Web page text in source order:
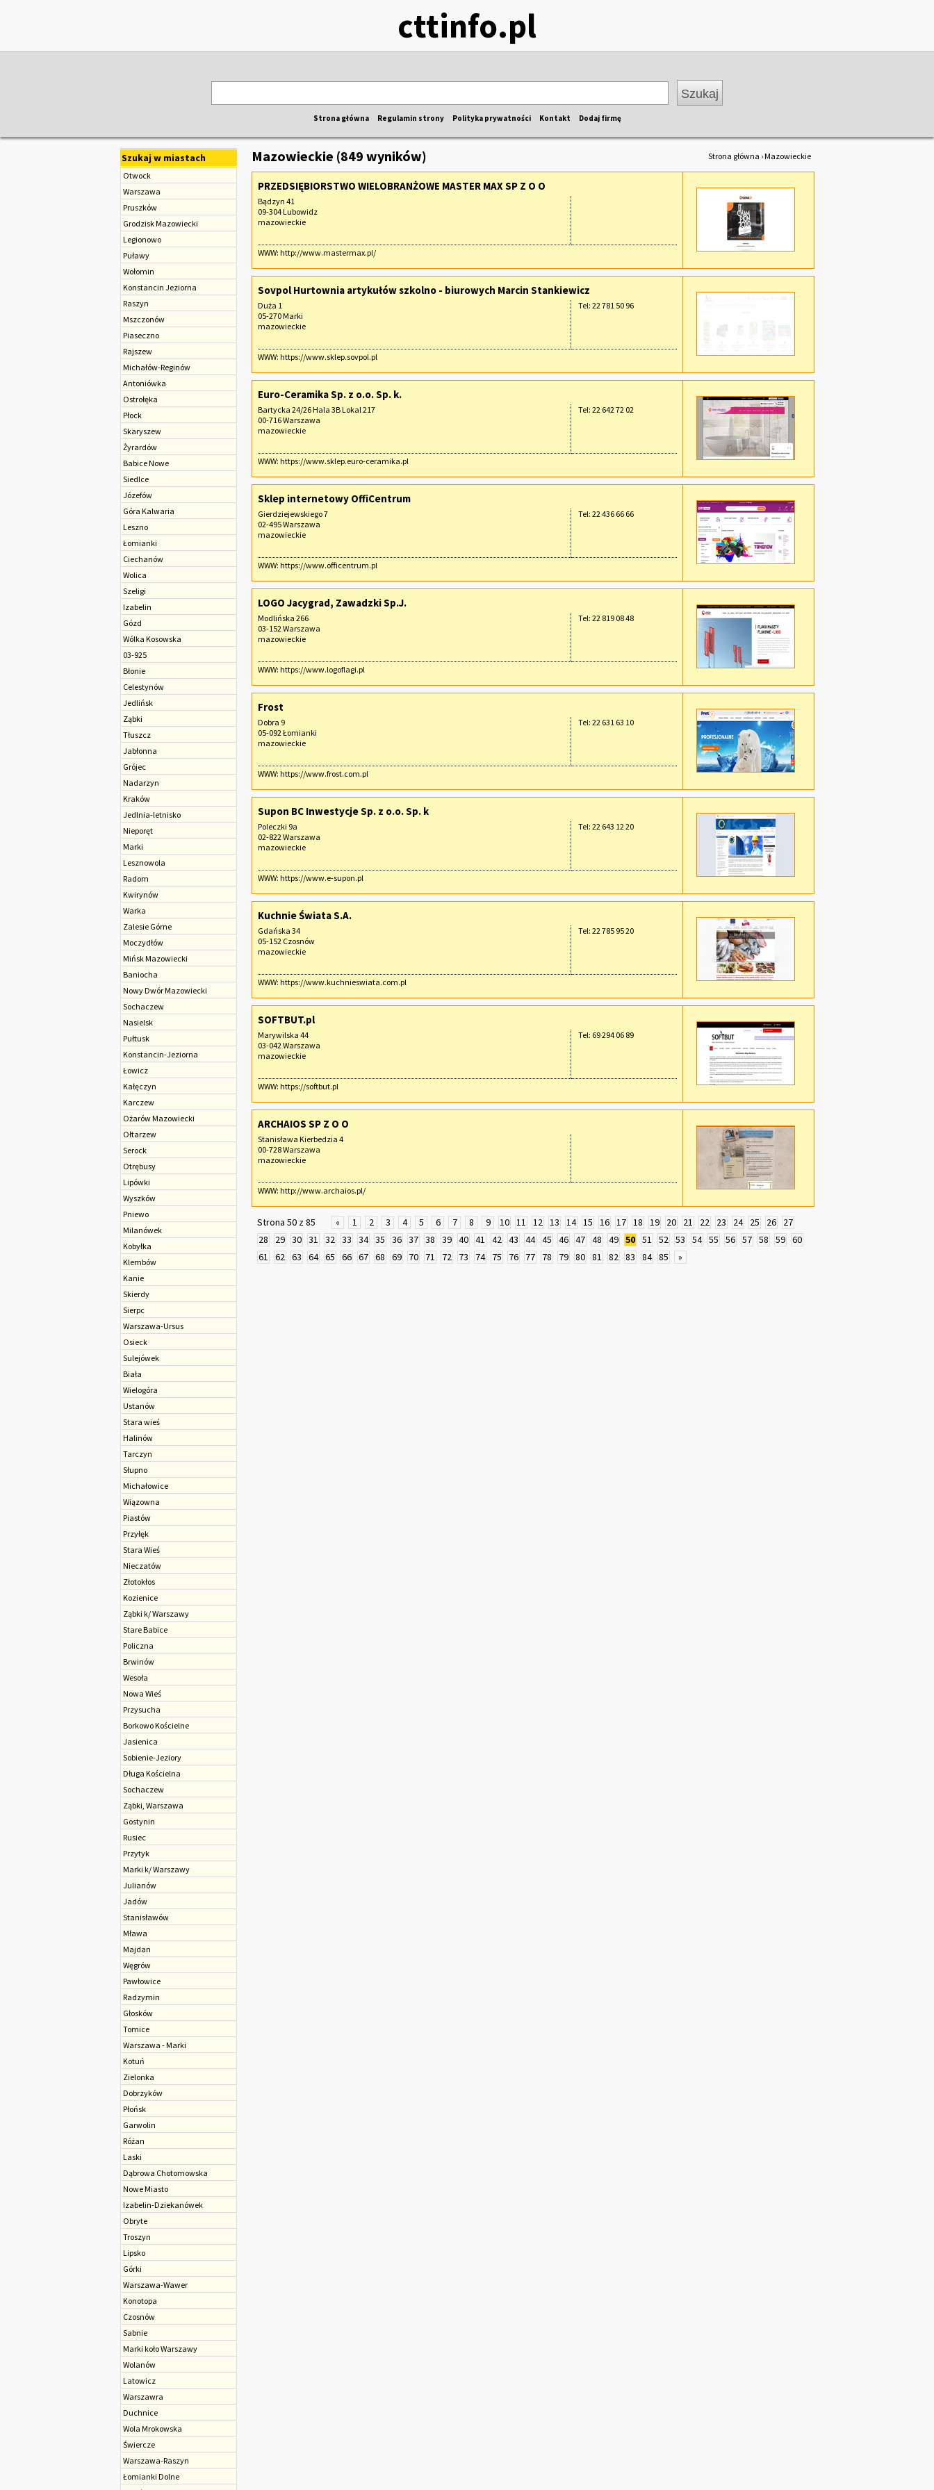
cttinfo.pl
Strona główna Regulamin strony Polityka prywatności Kontakt Dodaj firmę
Strona główna › Mazowieckie
Szukaj w miastach
Otwock
Warszawa
Pruszków
Grodzisk Mazowiecki
Legionowo
Puławy
Wołomin
Konstancin Jeziorna
Raszyn
Mszczonów
Piaseczno
Rajszew
Michałów-Reginów
Antoniówka
Ostrołęka
Płock
Skaryszew
Żyrardów
Babice Nowe
Siedlce
Józefów
Góra Kalwaria
Leszno
Łomianki
Ciechanów
Wolica
Szeligi
Izabelin
Gózd
Wólka Kosowska
03-925
Błonie
Celestynów
Jedlińsk
Ząbki
Tłuszcz
Jabłonna
Grójec
Nadarzyn
Kraków
Jedlnia-letnisko
Nieporęt
Marki
Lesznowola
Radom
Kwirynów
Warka
Zalesie Górne
Moczydłów
Mińsk Mazowiecki
Baniocha
Nowy Dwór Mazowiecki
Sochaczew‎
Nasielsk
Pułtusk
Konstancin-Jeziorna
Łowicz
Kałęczyn
Karczew
Ożarów Mazowiecki
Ołtarzew
Serock
Otrębusy
Lipówki
Wyszków
Pniewo
Milanówek
Kobyłka
Klembów
Kanie
Skierdy
Sierpc
Warszawa-Ursus
Osieck
Sulejówek
Biała
Wielogóra
Ustanów
Stara wieś
Halinów
Tarczyn
Słupno
Michałowice
Wiązowna
Piastów
Przyłęk
Stara Wieś
Nieczatów
Złotokłos
Kozienice
Ząbki k/ Warszawy
Stare Babice
Policzna
Brwinów
Wesoła
Nowa Wieś
Przysucha
Borkowo Kościelne
Jasienica
Sobienie-Jeziory
Długa Kościelna
Sochaczew
Ząbki, Warszawa
Gostynin
Rusiec
Przytyk
Marki k/ Warszawy
Julianów
Jadów
Stanisławów
Mława
Majdan
Węgrów
Pawłowice
Radzymin
Głosków
Tomice
Warszawa - Marki
Kotuń
Zielonka
Dobrzyków
Płońsk
Garwolin
Różan
Laski
Dąbrowa Chotomowska
Nowe Miasto
Izabelin-Dziekanówek
Obryte
Troszyn
Lipsko
Górki
Warszawa-Wawer
Konotopa
Czosnów
Sabnie
Marki koło Warszawy
Wolanów
Latowicz
Warszawra
Duchnice
Wola Mrokowska
Świercze
Warszawa-Raszyn
Łomianki Dolne
Mazowieckie (849 wyników)
PRZEDSIĘBIORSTWO WIELOBRANŻOWE MASTER MAX SP Z O O
Bądzyn 41
09-304 Lubowidz
mazowieckie
WWW: http://www.mastermax.pl/
Sovpol Hurtownia artykułów szkolno - biurowych Marcin Stankiewicz
Duża 1
05-270 Marki
mazowieckie
Tel: 22 781 50 96
WWW: https://www.sklep.sovpol.pl
Euro-Ceramika Sp. z o.o. Sp. k.
Bartycka 24/26 Hala 3B Lokal 217
00-716 Warszawa
mazowieckie
Tel: 22 642 72 02
WWW: https://www.sklep.euro-ceramika.pl
Sklep internetowy OffiCentrum
Gierdziejewskiego 7
02-495 Warszawa
mazowieckie
Tel: 22 436 66 66
WWW: https://www.officentrum.pl
LOGO Jacygrad, Zawadzki Sp.J.
Modlińska 266
03-152 Warszawa
mazowieckie
Tel: 22 819 08 48
WWW: https://www.logoflagi.pl
Frost
Dobra 9
05-092 Łomianki
mazowieckie
Tel: 22 631 63 10
WWW: https://www.frost.com.pl
Supon BC Inwestycje Sp. z o.o. Sp. k
Poleczki 9a
02-822 Warszawa
mazowieckie
Tel: 22 643 12 20
WWW: https://www.e-supon.pl
Kuchnie Świata S.A.
Gdańska 34
05-152 Czosnów
mazowieckie
Tel: 22 785 95 20
WWW: https://www.kuchnieswiata.com.pl
SOFTBUT.pl
Marywilska 44
03-042 Warszawa
mazowieckie
Tel: 69 294 06 89
WWW: https://softbut.pl
ARCHAIOS SP Z O O
Stanisława Kierbedzia 4
00-728 Warszawa
mazowieckie
WWW: http://www.archaios.pl/
Strona 50 z 85 « 1 2 3 4 5 6 7 8 9 10 11 12 13 14 15 16 17 18 19 20 21 22 23 24 25 26
27
28
29 30 31 32 33 34 35 36 37 38 39 40 41 42 43 44 45 46 47 48 49 50 51 52 53 54 55 56 57 58 59 60
61
62 63 64 65 66 67 68 69 70 71 72 73 74 75 76 77 78 79 80 81 82 83 84 85 »